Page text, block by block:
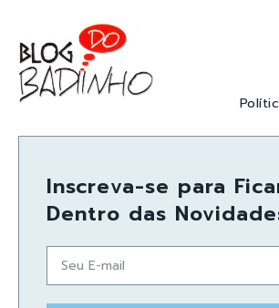
Inscreva-se para
Dentro das